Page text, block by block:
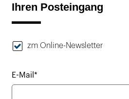
Ihren Posteingang
zm Online-Newsletter
E-Mail*